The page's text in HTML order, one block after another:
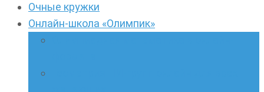
Очные кружки
Онлайн-школа «Олимпик»